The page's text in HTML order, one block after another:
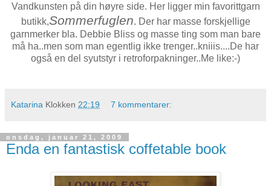
Vandkunsten på din høyre side. Her ligger min favorittgarn
butikk,Sommerfuglen. Der har masse forskjellige
garnmerker bla. Debbie Bliss og masse ting som man bare
må ha..men som man egentlig ikke trenger..kniiis....De har
også en del syutstyr i retroforpakninger..Me like:-)
Katarina Klokken 22:19 7 kommentarer:
onsdag, januar 21, 2009
Enda en fantastisk coffetable book